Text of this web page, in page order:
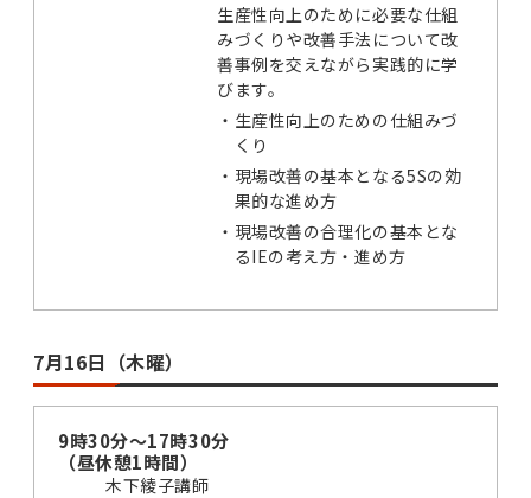
生産性向上のために必要な仕組
みづくりや改善手法について改
善事例を交えながら実践的に学
びます。
・ 生産性向上のための仕組みづ
くり
・ 現場改善の基本となる5Sの効
果的な進め方
・ 現場改善の合理化の基本とな
るIEの考え方・進め方
7月16日（木曜）
9時30分～17時30分
（昼休憩1時間）
木下綾子講師